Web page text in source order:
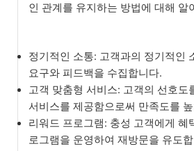
인 관계를 유지하는 방법에 대해 알
정기적인 소통: 고객과의 정기적인
요구와 피드백을 수집합니다.
고객 맞춤형 서비스: 고객의 선호도
서비스를 제공함으로써 만족도를
리워드 프로그램: 충성 고객에게 혜
로그램을 운영하여 재방문을 유도